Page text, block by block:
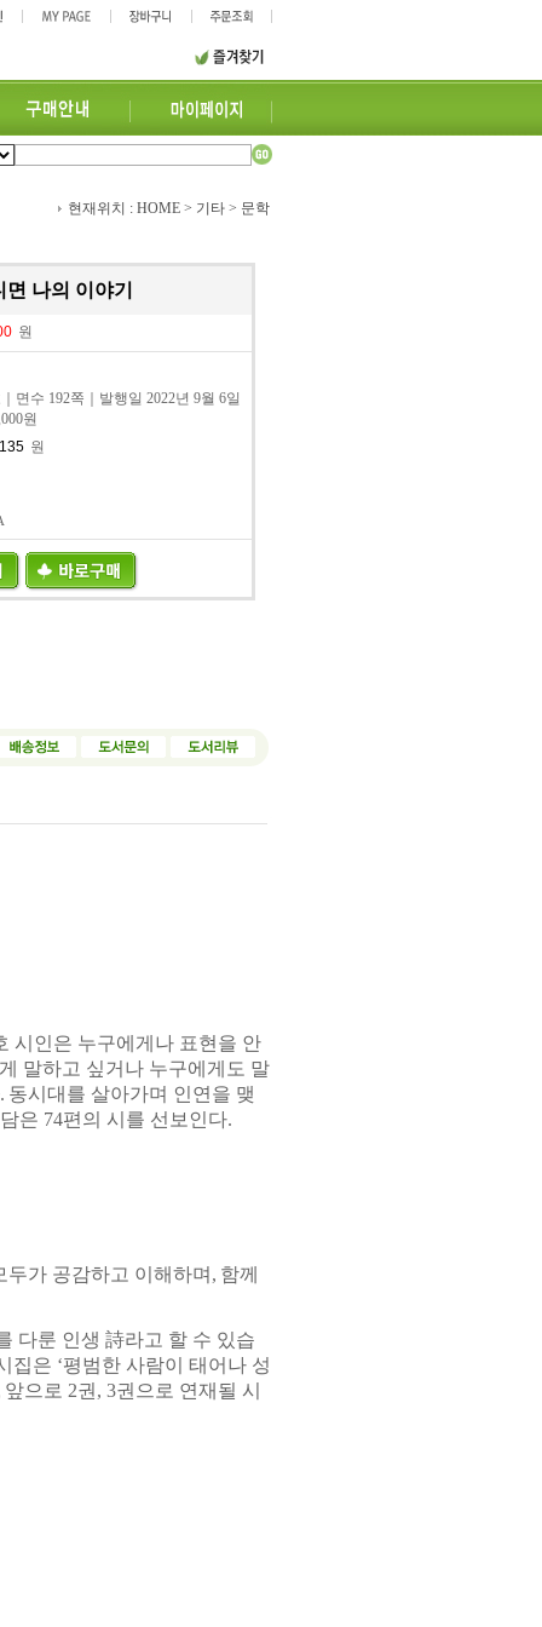
현재위치 : HOME > 기타 > 문학
나의 이야기
원
면수 192쪽｜발행일 2022년 9월 6일
원
원
시인은 누구에게나 표현을 안
말하고 싶거나 누구에게도 말
. 동시대를 살아가며 인연을 맺
은 74편의 시를 선보인다.
가 공감하고 이해하며 , 함께
다룬 인생 詩라고 할 수 있습
집은 ‘평범한 사람이 태어나 성
앞으로 2권 , 3권으로 연재될 시